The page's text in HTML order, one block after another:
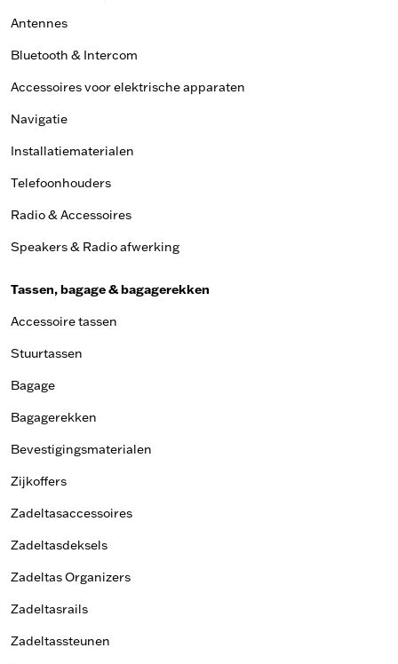
Antennes
Bluetooth & Intercom
Accessoires voor elektrische apparaten
Navigatie
Installatiematerialen
Telefoonhouders
Radio & Accessoires
Speakers & Radio afwerking
Tassen, bagage & bagagerekken
Accessoire tassen
Stuurtassen
Bagage
Bagagerekken
Bevestigingsmaterialen
Zijkoffers
Zadeltasaccessoires
Zadeltasdeksels
Zadeltas Organizers
Zadeltasrails
Zadeltassteunen